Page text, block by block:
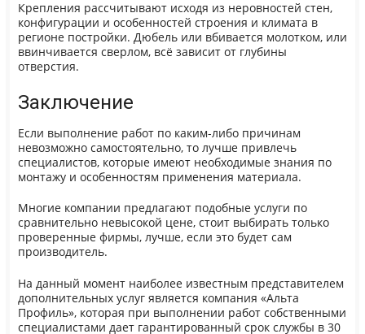
Крепления рассчитывают исходя из неровностей стен,
конфигурации и особенностей строения и климата в
регионе постройки. Дюбель или вбивается молотком, или
ввинчивается сверлом, всё зависит от глубины
отверстия.
Заключение
Если выполнение работ по каким-либо причинам
невозможно самостоятельно, то лучше привлечь
специалистов, которые имеют необходимые знания по
монтажу и особенностям применения материала.
Многие компании предлагают подобные услуги по
сравнительно невысокой цене, стоит выбирать только
проверенные фирмы, лучше, если это будет сам
производитель.
На данный момент наиболее известным представителем
дополнительных услуг является компания «Альта
Профиль», которая при выполнении работ собственными
специалистами дает гарантированный срок службы в 30